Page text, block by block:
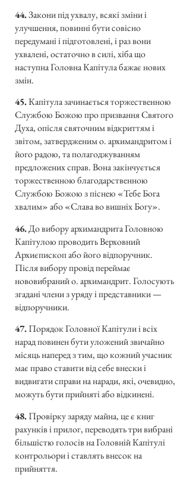
44.Закони під ухвалу, всякі зміни і
улучшення, повинні бути совісно
передумані і підготовлені, і раз вони
ухвалені, остаточно в силі, хіба що
наступна Головна Капітула бажає нових
змін.
45.Капітула зачинається торжественною
Службою Божою про призвання Святого
Духа, опісля святочним відкриттям і
звітом, затвердженим о. архимандритом і
його радою, та полагоджуванням
предложених справ. Вона закінчується
торжественною благодарственною
Службою Божою з піснею «Тебе Бога
хвалим» або «Слава во вишніх Богу».
46.До вибору архимандрита Головною
Капітулою проводить Верховний
Архиєпископ або його відпоручник.
Після вибору провід переймає
нововибраний о. архимандрит. Голосують
згадані члени з уряду і представники —
відпоручники.
47.Порядок Головної Капітули і всіх
нарад повинен бути уложений звичайно
місяць наперед з тим, що кожний учасник
має право ставити від себе внески і
видвигати справи на наради, які, очевидно,
можуть бути прийняті або відкинені.
48.Провірку заряду майна, це є книг
рахунків і прилог, переводять три вибрані
більшістю голосів на Головній Капітулі
контрольори і ставлять внесок на
прийняття.